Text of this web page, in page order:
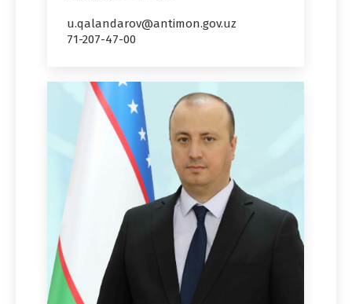
u.qalandarov@antimon.gov.uz
71-207-47-00